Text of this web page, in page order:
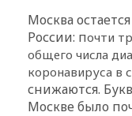
Москва
России: почти
общего числа
коронавируса в
снижаются.
Москве было